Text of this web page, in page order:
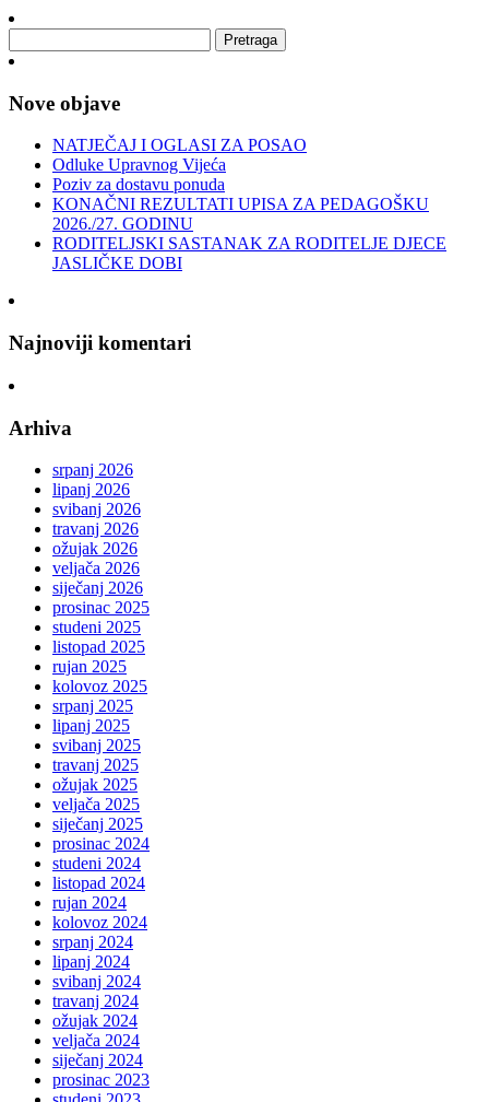
Nove objave
NATJEČAJ I OGLASI ZA POSAO
Odluke Upravnog Vijeća
Poziv za dostavu ponuda
KONAČNI REZULTATI UPISA ZA PEDAGOŠKU
2026./27. GODINU
RODITELJSKI SASTANAK ZA RODITELJE DJECE
JASLIČKE DOBI
Najnoviji komentari
Arhiva
srpanj 2026
lipanj 2026
svibanj 2026
travanj 2026
ožujak 2026
veljača 2026
siječanj 2026
prosinac 2025
studeni 2025
listopad 2025
rujan 2025
kolovoz 2025
srpanj 2025
lipanj 2025
svibanj 2025
travanj 2025
ožujak 2025
veljača 2025
siječanj 2025
prosinac 2024
studeni 2024
listopad 2024
rujan 2024
kolovoz 2024
srpanj 2024
lipanj 2024
svibanj 2024
travanj 2024
ožujak 2024
veljača 2024
siječanj 2024
prosinac 2023